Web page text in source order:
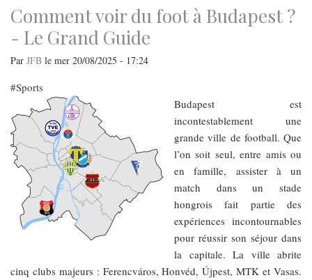
Thibault
Tricole
chamboule
nos
plans
et
nos
Comment voir du foot à Budapest ?
- Le Grand Guide
Par JFB le mer 20/08/2025 - 17:24
Sports
Budapest est
incontestablement une
grande ville de football. Que
l’on soit seul, entre amis ou
en famille, assister à un
match dans un stade
hongrois fait partie des
expériences incontournables
pour réussir son séjour dans
la capitale. La ville abrite
cinq clubs majeurs : Ferencváros, Honvéd, Újpest, MTK et Vasas.